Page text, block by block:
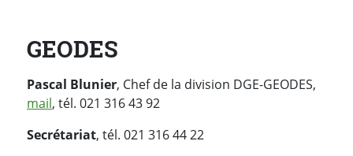
GEODES
Pascal Blunier, Chef de la division DGE-GEODES,
mail, tél. 021 316 43 92
Secrétariat, tél. 021 316 44 22